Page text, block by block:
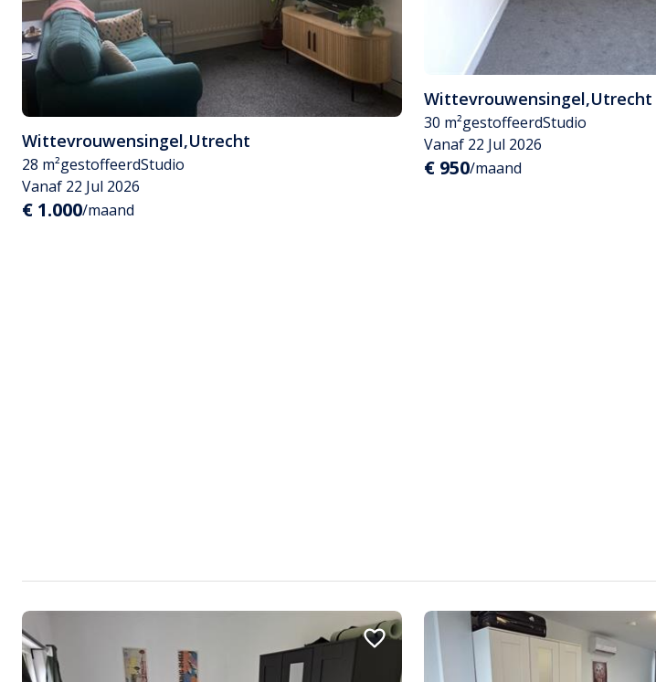
Wittevrouwensingel,Utrecht
28 m²gestoffeerdStudio
Vanaf 22 Jul 2026
€ 1.000/maand
Wittevrouwensingel,Utrecht
30 m²gestoffeerdStudio
Vanaf 22 Jul 2026
€ 950/maand